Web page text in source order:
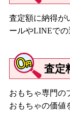
オブライス ディ
ビアンカパール/ネ
ス ハスブロ限定
ネオブライス ジ
ネオブライス ブリ
イス マラケシュ
査定額に納得が
ールやLINEでの
査定
おもちゃ専門の
おもちゃの価値